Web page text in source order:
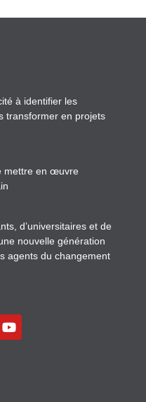
à identifier les
transformer en projets
mettre en œuvre
d’universitaires et de
nouvelle génération
agents du changement